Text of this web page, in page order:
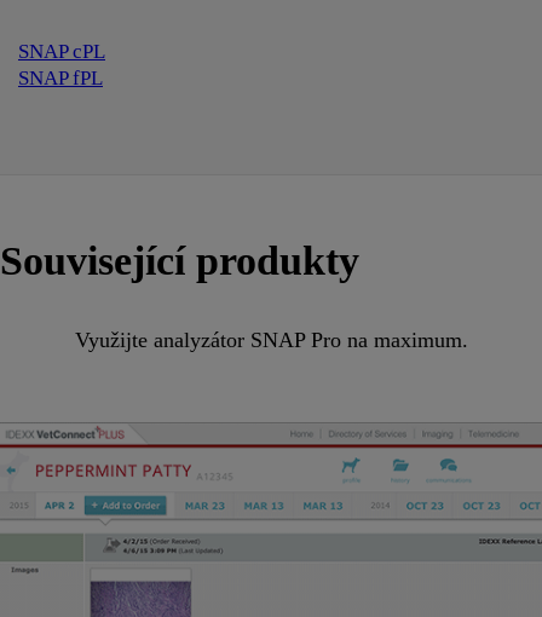
SNAP cPL
SNAP fPL
Související produkty
Využijte analyzátor SNAP Pro na maximum.